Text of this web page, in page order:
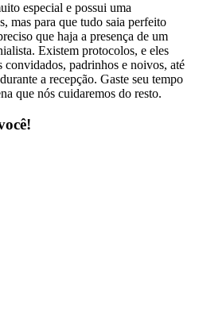
especial e possui uma
mas para que tudo saia perfeito
que haja a presença de um
Existem protocolos, e eles
convidados, padrinhos e noivos, até
a recepção. Gaste seu tempo
que nós cuidaremos do resto.